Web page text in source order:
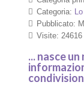
Categoria:
Pubblicato:
Visite: 24616
... nasce